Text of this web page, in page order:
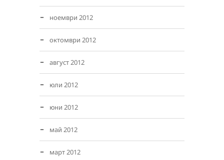
ноември 2012
октомври 2012
август 2012
юли 2012
юни 2012
май 2012
март 2012